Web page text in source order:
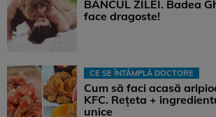
BANCUL ZILEI. Badea
face dragoste!
CE SE ÎNTÂMPLĂ DOCTORE
Cum să faci acasă
KFC. Rețeta +
unice